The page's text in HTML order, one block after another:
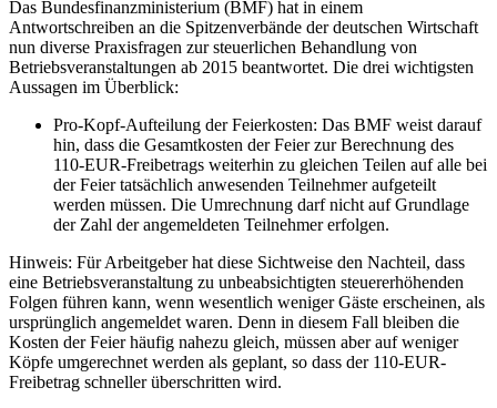
Das Bundesfinanzministerium (BMF) hat in einem
Antwortschreiben an die Spitzenverbände der deutschen Wirtschaft
nun diverse Praxisfragen zur steuerlichen Behandlung von
Betriebsveranstaltungen ab 2015 beantwortet. Die drei wichtigsten
Aussagen im Überblick:
Pro-Kopf-Aufteilung der Feierkosten: Das BMF weist darauf
hin, dass die Gesamtkosten der Feier zur Berechnung des
110-EUR-Freibetrags weiterhin zu gleichen Teilen auf alle bei
der Feier tatsächlich anwesenden Teilnehmer aufgeteilt
werden müssen. Die Umrechnung darf nicht auf Grundlage
der Zahl der angemeldeten Teilnehmer erfolgen.
Hinweis: Für Arbeitgeber hat diese Sichtweise den Nachteil, dass
eine Betriebsveranstaltung zu unbeabsichtigten steuererhöhenden
Folgen führen kann, wenn wesentlich weniger Gäste erscheinen, als
ursprünglich angemeldet waren. Denn in diesem Fall bleiben die
Kosten der Feier häufig nahezu gleich, müssen aber auf weniger
Köpfe umgerechnet werden als geplant, so dass der 110-EUR-
Freibetrag schneller überschritten wird.